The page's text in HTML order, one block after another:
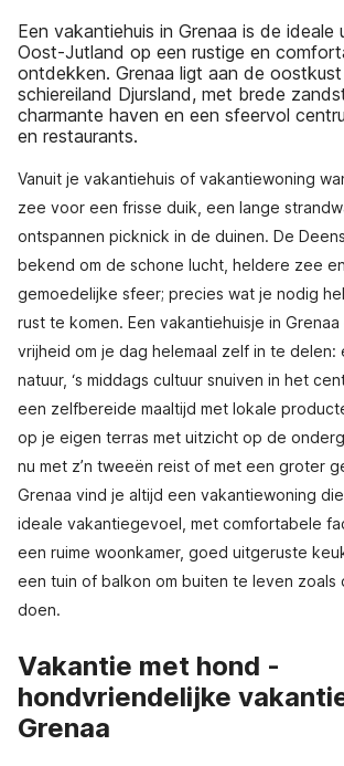
Een vakantiehuis in Grenaa is de ideale
Oost-Jutland op een rustige en
ontdekken. Grenaa ligt aan de
schiereiland Djursland, met brede
charmante haven en een sfeervol
en restaurants.
Vanuit je vakantiehuis of vakantiewoning
zee voor een frisse duik, een lange
ontspannen picknick in de duinen. De
bekend om de schone lucht, heldere zee
gemoedelijke sfeer; precies wat je nodig
rust te komen. Een vakantiehuisje in
vrijheid om je dag helemaal zelf in te delen:
natuur, ‘s middags cultuur snuiven in het
een zelfbereide maaltijd met lokale
op je eigen terras met uitzicht op de
nu met z’n tweeën reist of met een groter
Grenaa vind je altijd een vakantiewoning
ideale vakantiegevoel, met comfortabele
een ruime woonkamer, goed uitgeruste
een tuin of balkon om buiten te leven zoals
doen.
Vakantie met hond -
hondvriendelijke
Grenaa